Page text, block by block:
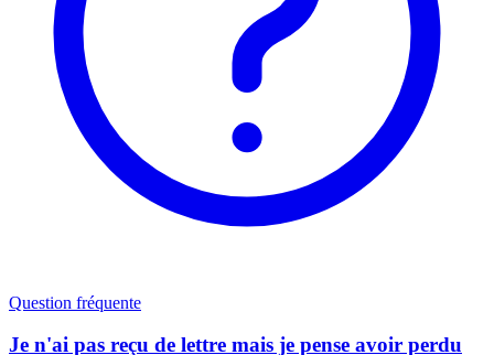
Question fréquente
Je n'ai pas reçu de lettre mais je pense avoir perdu